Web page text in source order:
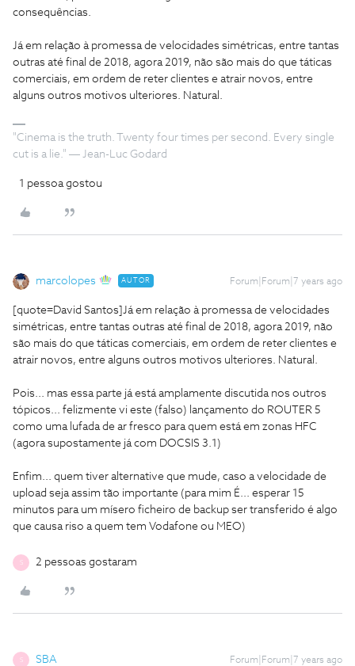
consequências.
Já em relação à promessa de velocidades simétricas, entre tantas
outras até final de 2018, agora 2019, não são mais do que táticas
comerciais, em ordem de reter clientes e atrair novos, entre
alguns outros motivos ulteriores. Natural.
"Cinema is the truth. Twenty four times per second. Every single
cut is a lie." ― Jean-Luc Godard
1 pessoa gostou
marcolopes AUTOR Forum|Forum|7 years ago
[quote=David Santos] Já em relação à promessa de velocidades
simétricas, entre tantas outras até final de 2018, agora 2019, não
são mais do que táticas comerciais, em ordem de reter clientes e
atrair novos, entre alguns outros motivos ulteriores. Natural.
Pois... mas essa parte já está amplamente discutida nos outros
tópicos... felizmente vi este (falso) lançamento do ROUTER 5
como uma lufada de ar fresco para quem está em zonas HFC
(agora supostamente já com DOCSIS 3.1)
Enfim... quem tiver alternative que mude, caso a velocidade de
upload seja assim tão importante (para mim É... esperar 15
minutos para um mísero ficheiro de backup ser transferido é algo
que causa riso a quem tem Vodafone ou MEO)
S 2 pessoas gostaram
S SBA Forum|Forum|7 years ago